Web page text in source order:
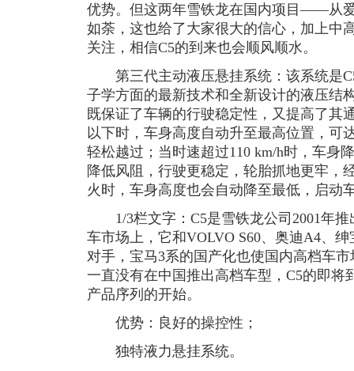
优势。但这两年雪铁龙在国内项目——从
如荼，这也给了大家很大的信心，加上中
关注，相信C5的到来也会顺风顺水。
第三代主动液压悬挂系统：该系统是
子学方面的最新技术和全新设计的液压结
既保证了车辆的行驶稳定性，又提高了其
以下时，车身高度自动升至最高位置，可
轻松越过；当时速超过110 km/h时，车身
降低风阻，行驶更稳定，轮胎抓地更牢，
火时，车身高度也会自动降至最低，启动
1/3栏文字：C5是雪铁龙公司2001年推
车市场上，它和VOLVO S60、奥迪A4、
对手，宝马3系的国产化也使国内高档车
一直没有在中国推出高档车型，C5的即将
产品序列的开始。
优势：良好的操控性；
独特液力悬挂系统。